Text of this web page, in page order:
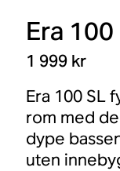
Era 100
1 999 kr
Era 100 SL
rom med
dype
uten